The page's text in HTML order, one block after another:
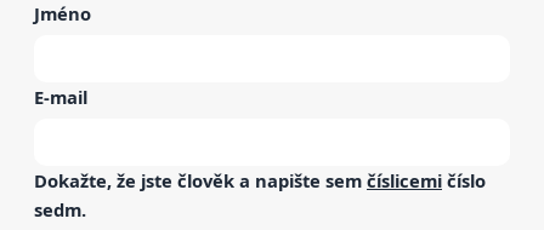
Jméno
E-mail
Dokažte, že jste člověk a napište sem číslicemi číslo
sedm.